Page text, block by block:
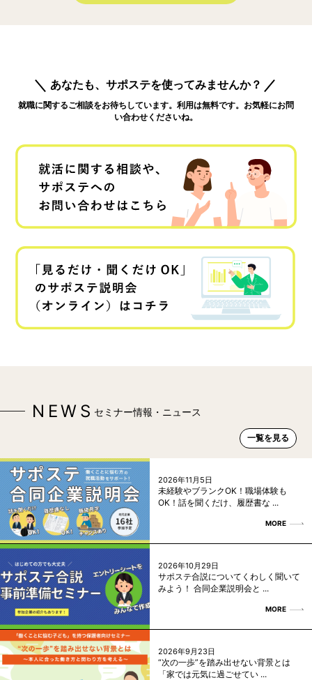
あなたも、サポステを使ってみませんか？
就職に関するご相談をお待ちしています。利用は無料です。お気軽にお問
い合わせくださいね。
NEWS セミナー情報・ニュース
一覧を見る
2026年11月5日
未経験やブランクOK！職場体験も
OK！話を聞くだけ、履歴書な ...
MORE
2026年10月29日
サポステ合説についてくわしく聞いて
みよう！ 合同企業説明会と ...
MORE
2026年9月23日
“次の一歩”を踏み出せない背景とは
「家では元気に過ごせてい ...